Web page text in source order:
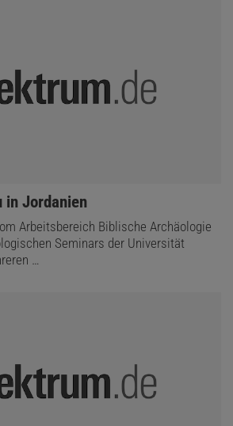
in Jordanien
Arbeitsbereich Biblische Archäologie
Seminars der Universität
…